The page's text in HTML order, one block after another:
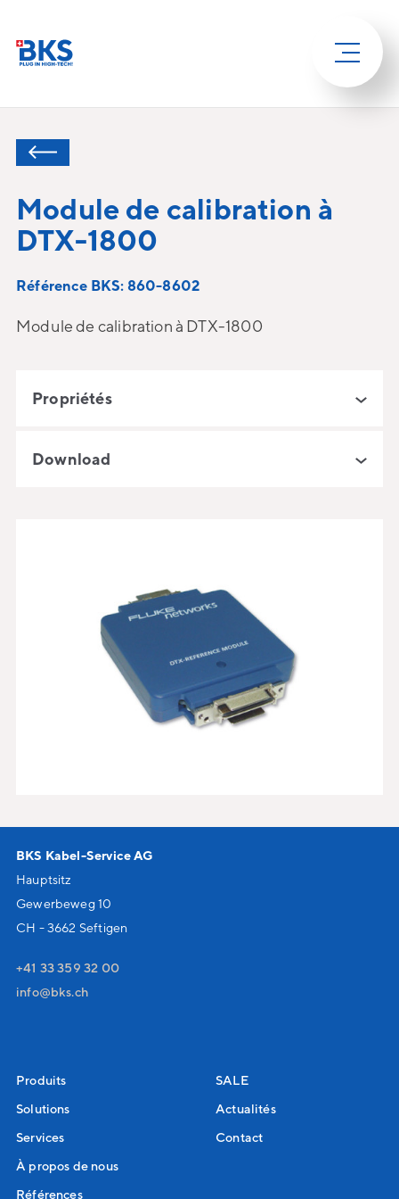
Module de calibration à
DTX-1800
Référence BKS: 860-8602
Module de calibration à DTX-1800
Propriétés
Download
BKS Kabel-Service AG
Hauptsitz
Gewerbeweg 10
CH - 3662 Seftigen
+41 33 359 32 00
nf
bks ch
Produits
Solutions
Services
À propos de nous
Références
SALE
Actualités
Contact